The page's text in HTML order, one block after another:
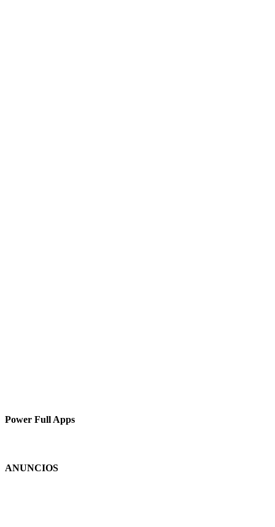
Power Full Apps
ANUNCIOS